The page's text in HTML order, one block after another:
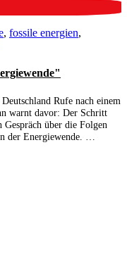
, fossile energien,
Rufe nach einem
warnt davor: Der Schritt
über die Folgen
der Energiewende. …